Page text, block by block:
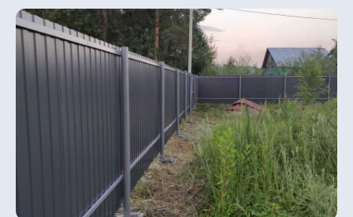
Блог
© 2013-2026 ПК СтройМир